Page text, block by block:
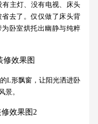
主灯、没有电视、床头
去了。仅仅做了床头背
卧室烘托出幽静与纯粹
L形飘窗，让阳光洒进卧
景。